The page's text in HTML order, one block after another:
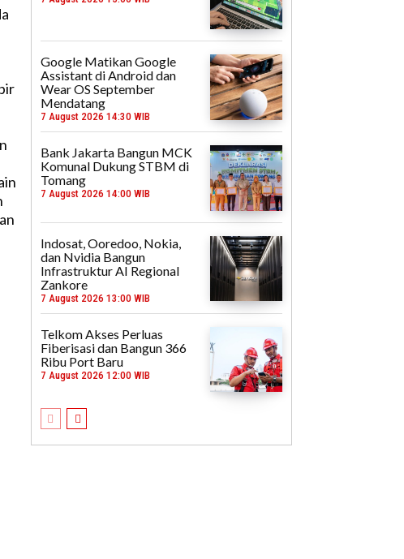
Google Matikan Google
Assistant di Android dan
Wear OS September
Mendatang
7 August 2026 14:30 WIB
Bank Jakarta Bangun MCK
Komunal Dukung STBM di
Tomang
7 August 2026 14:00 WIB
Indosat, Ooredoo, Nokia,
dan Nvidia Bangun
Infrastruktur AI Regional
Zankore
7 August 2026 13:00 WIB
Telkom Akses Perluas
Fiberisasi dan Bangun 366
Ribu Port Baru
7 August 2026 12:00 WIB